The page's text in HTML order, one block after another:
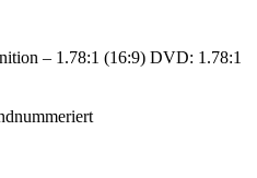
– 1.78:1 (16:9) DVD: 1.78:1